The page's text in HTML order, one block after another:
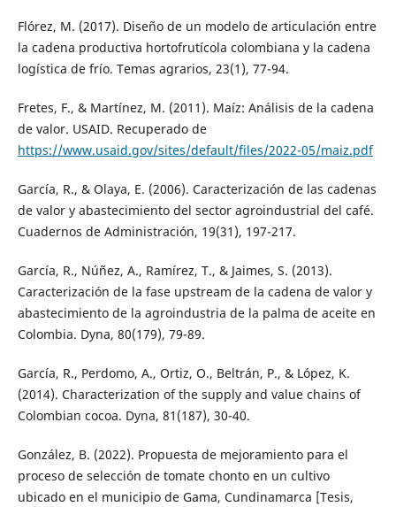
Flórez, M. (2017). Diseño de un modelo de articulación entre
la cadena productiva hortofrutícola colombiana y la cadena
logística de frío. Temas agrarios, 23(1), 77-94.
Fretes, F., & Martínez, M. (2011). Maíz: Análisis de la cadena
de valor. USAID. Recuperado de
https://www.usaid.gov/sites/default/files/2022-05/maiz.pdf
García, R., & Olaya, E. (2006). Caracterización de las cadenas
de valor y abastecimiento del sector agroindustrial del café.
Cuadernos de Administración, 19(31), 197-217.
García, R., Núñez, A., Ramírez, T., & Jaimes, S. (2013).
Caracterización de la fase upstream de la cadena de valor y
abastecimiento de la agroindustria de la palma de aceite en
Colombia. Dyna, 80(179), 79-89.
García, R., Perdomo, A., Ortiz, O., Beltrán, P., & López, K.
(2014). Characterization of the supply and value chains of
Colombian cocoa. Dyna, 81(187), 30-40.
González, B. (2022). Propuesta de mejoramiento para el
proceso de selección de tomate chonto en un cultivo
ubicado en el municipio de Gama, Cundinamarca [Tesis,